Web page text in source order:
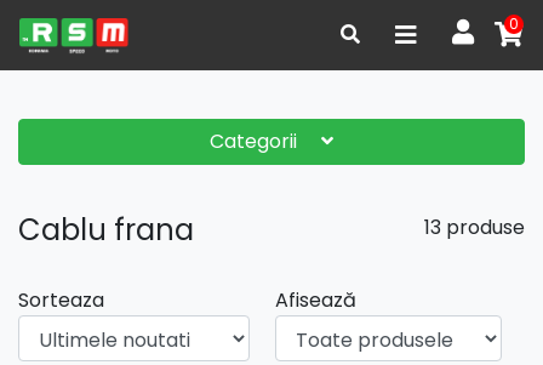
0
Categorii
13 produse
Cablu frana
Sorteaza Afisează